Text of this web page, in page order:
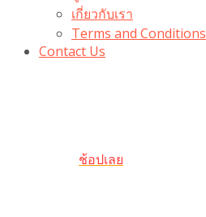
เกี่ยวกับเรา
Terms and Conditions
Contact Us
ช้อปเลย